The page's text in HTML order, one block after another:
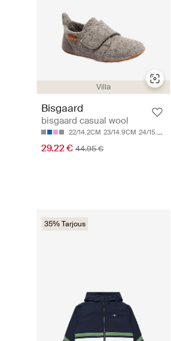
Villa
Bisgaard
bisgaard casual wool
22/14.2CM 23/14.9CM 24/15.5CM
29.22 € 44.95 €
35% Tarjous